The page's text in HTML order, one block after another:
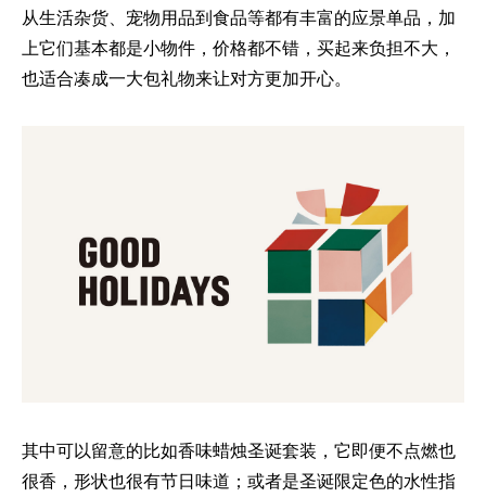
从生活杂货、宠物用品到食品等都有丰富的应景单品，加
上它们基本都是小物件，价格都不错，买起来负担不大，
也适合凑成一大包礼物来让对方更加开心。
其中可以留意的比如香味蜡烛圣诞套装，它即便不点燃也
很香，形状也很有节日味道；或者是圣诞限定色的水性指